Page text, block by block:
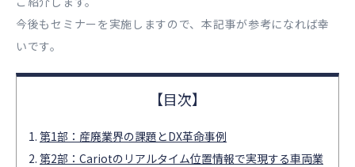
今後もセミナーを実施しますので、本記事が参考になれば幸
いです。
第1部：産廃業界の課題とDX革命事例
第2部：Cariotのリアルタイム位置情報で実現する車両業